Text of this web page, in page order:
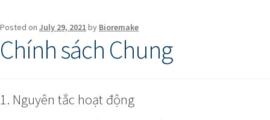
Posted on July 29, 2021 by Bioremake
Chính sách Chung
1. Nguyên tắc hoạt động